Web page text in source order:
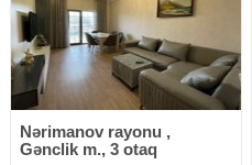
Nərimanov rayonu ,
Gənclik m., 3 otaq